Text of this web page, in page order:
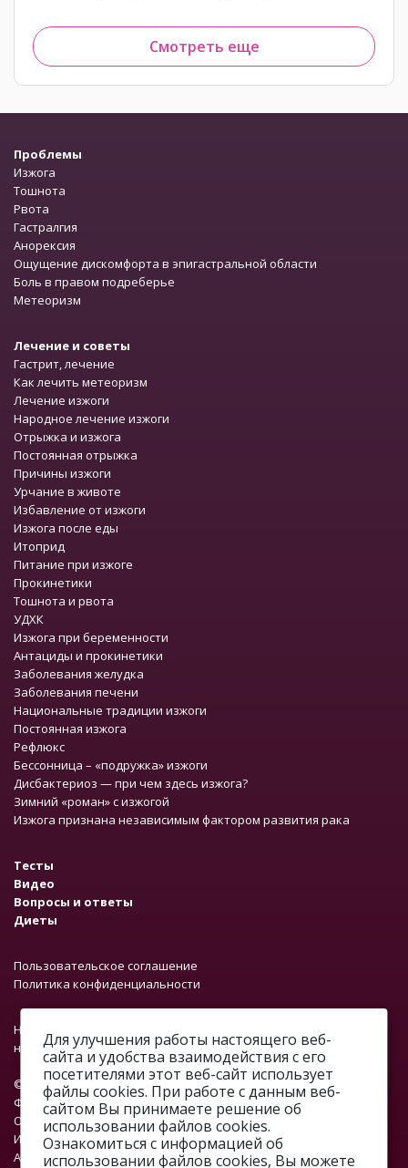
Смотреть еще
Проблемы
Изжога
Тошнота
Рвота
Гастралгия
Анорексия
Ощущение дискомфорта в эпигастральной области
Боль в правом подреберье
Метеоризм
Лечение и советы
Гастрит, лечение
Как лечить метеоризм
Лечение изжоги
Народное лечение изжоги
Отрыжка и изжога
Постоянная отрыжка
Причины изжоги
Урчание в животе
Избавление от изжоги
Изжога после еды
Итоприд
Питание при изжоге
Прокинетики
Тошнота и рвота
УДХК
Изжога при беременности
Антациды и прокинетики
Заболевания желудка
Заболевания печени
Национальные традиции изжоги
Постоянная изжога
Рефлюкс
Бессонница – «подружка» изжоги
Дисбактериоз — при чем здесь изжога?
Зимний «роман» с изжогой
Изжога признана независимым фактором развития рака
Тесты
Видео
Вопросы и ответы
Диеты
Пользовательское соглашение
Политика конфиденциальности
На сайте работает система проверки ошибок. Обнаружив
неточность в тексте, выделите ее и нажмите Ctrl + Enter.
© 2012—2026.
ФОНД «ПРОФМЕДФОРУМ»
ОГРН: 1067746374376
ИНН: 7701648890
Адрес: г. Москва, ул. Профсоюзная, д. 93А, этаж 4, помещение 1,
Для улучшения работы настоящего веб-
сайта и удобства взаимодействия с его
посетителями этот веб-сайт использует
файлы cookies. При работе с данным веб-
сайтом Вы принимаете решение об
использовании файлов cookies.
Ознакомиться с информацией об
использовании файлов cookies, Вы можете